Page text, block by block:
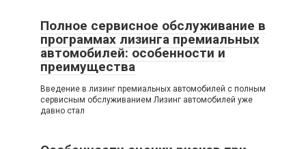
Полное сервисное обслуживание в
программах лизинга премиальных
автомобилей: особенности и
преимущества
Введение в лизинг премиальных автомобилей с полным
сервисным обслуживанием Лизинг автомобилей уже
давно стал